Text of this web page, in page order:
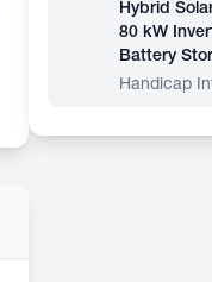
Hybrid
80 kW
Battery
Handicap